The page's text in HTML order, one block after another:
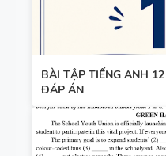
BÀI TẬP TIẾNG ANH
ĐÁP ÁN